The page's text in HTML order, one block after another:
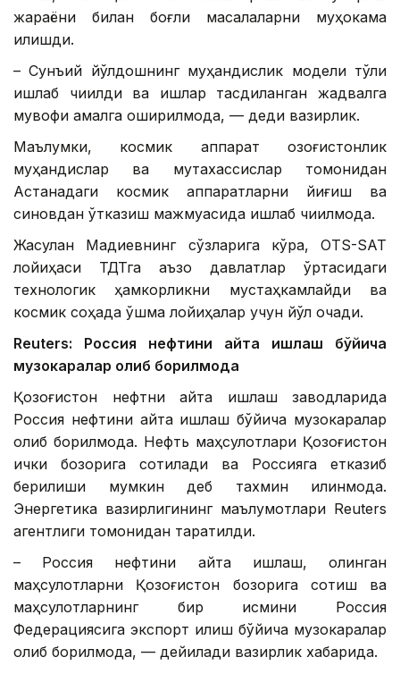
жараёни билан боғлиқ масалаларни муҳокама
қилишди.
– Сунъий йўлдошнинг муҳандислик модели тўлиқ
ишлаб чиқилди ва ишлар тасдиқланган жадвалга
мувофиқ амалга оширилмоқда, — деди вазирлик.
Маълумки, космик аппарат қозоғистонлик
муҳандислар ва мутахассислар томонидан
Астанадаги космик аппаратларни йиғиш ва
синовдан ўтказиш мажмуасида ишлаб чиқилмоқда.
Жасулан Мадиевнинг сўзларига кўра, OTS-SAT
лойиҳаси ТДТга аъзо давлатлар ўртасидаги
технологик ҳамкорликни мустаҳкамлайди ва
космик соҳада қўшма лойиҳалар учун йўл очади.
Reuters: Россия нефтини қайта ишлаш бўйича
музокаралар олиб борилмоқда
Қозоғистон нефтни қайта ишлаш заводларида
Россия нефтини қайта ишлаш бўйича музокаралар
олиб борилмоқда. Нефть маҳсулотлари Қозоғистон
ички бозорига сотилади ва Россияга етказиб
берилиши мумкин деб тахмин қилинмоқда.
Энергетика вазирлигининг маълумотлари Reuters
агентлиги томонидан тарқатилди.
– Россия нефтини қайта ишлаш, олинган
маҳсулотларни Қозоғистон бозорига сотиш ва
маҳсулотларнинг бир қисмини Россия
Федерациясига экспорт қилиш бўйича музокаралар
олиб борилмоқда, — дейилади вазирлик хабарида.